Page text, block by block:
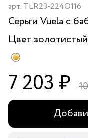
арт. TLR23-224O116
Серьги Vuela с
Цвет золотистый
7 203 ₽